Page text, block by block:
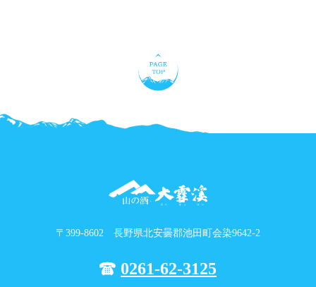
〒399-8602 長野県北安曇郡池田町会染9642-2
0261-62-3125